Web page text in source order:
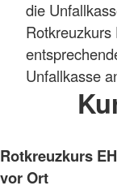
die
Unfallkasse
Rotkreuzkurs
vor Ort